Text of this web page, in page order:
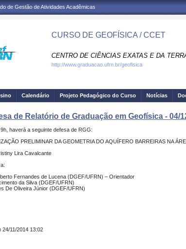
de Gestão de Atividades Acadêmicas
CURSO DE GEOFÍSICA / CCET
CENTRO DE CIÊNCIAS EXATAS E DA
http://www.graduacao.ufrn.br/geofisica
Calendário Projeto Pedagógico do Curso Notícias
de Relatório de Graduação em Geofísica - 04/
haverá a seguinte defesa de RGG:
PRELIMINAR DA GEOMETRIA DO AQUÍFERO BARREIRAS NA
Lira Cavalcante
Fernandes de Lucena (DGEF/UFRN) – Orientador
da Silva (DGEF/UFRN)
De Oliveira Júnior (DGEF/UFRN)
24/11/2014 13:02